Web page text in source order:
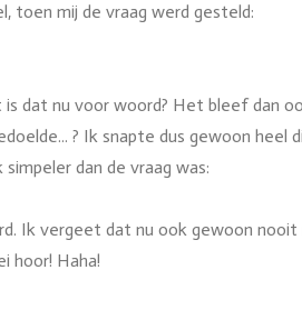
toen mij de vraag werd gesteld:
dat nu voor woord? Het bleef dan
? Ik snapte dus gewoon heel
dan de vraag was:
Ik vergeet dat nu ook gewoon
hoor! Haha!